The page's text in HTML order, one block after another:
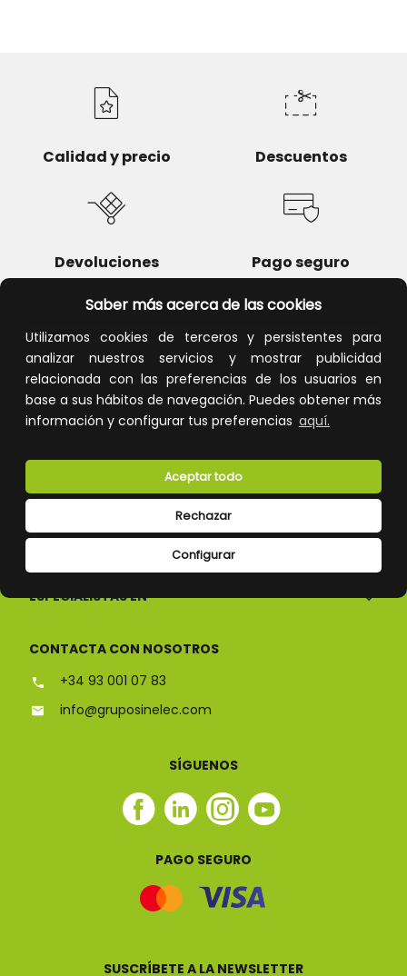
Saber más acerca de las cookies
Utilizamos cookies de terceros y persistentes para
analizar nuestros servicios y mostrar publicidad
relacionada con las preferencias de los usuarios en
base a sus hábitos de navegación. Puedes obtener más
información y configurar tus preferencias aquí.
Configurar
Rechazar
Aceptar todo
Calidad y precio Descuentos
Devoluciones Pago seguro
Atención al cliente
CONÓCENOS
ESPECIALISTAS EN
CONTACTA CON NOSOTROS
+34 93 001 07 83
info@gruposinelec.com
SÍGUENOS
Facebook
Linkedin
Instagram
Youtube
PAGO SEGURO
SUSCRÍBETE A LA NEWSLETTER